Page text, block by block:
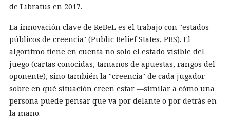
de Libratus en 2017.
La innovación clave de ReBeL es el trabajo con "estados
públicos de creencia" (Public Belief States, PBS). El
algoritmo tiene en cuenta no solo el estado visible del
juego (cartas conocidas, tamaños de apuestas, rangos del
oponente), sino también la "creencia" de cada jugador
sobre en qué situación creen estar —similar a cómo una
persona puede pensar que va por delante o por detrás en
la mano.